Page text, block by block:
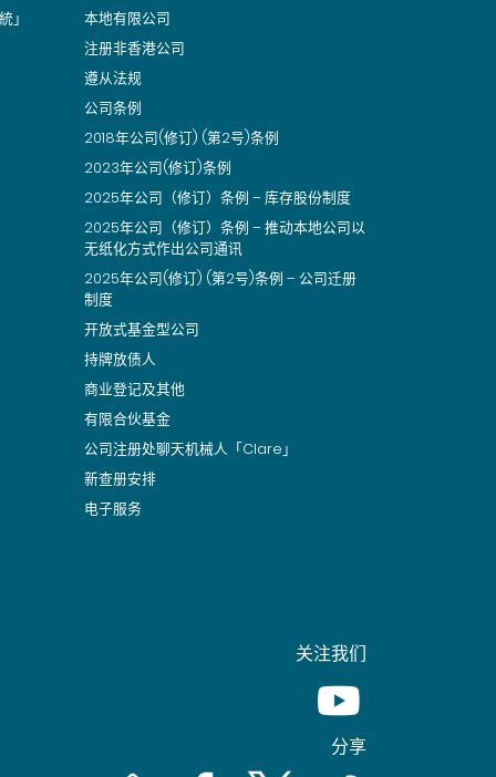
」
本地有限公司
注册非香港公司
遵从法规
公司条例
2018年公司(修订) (第2号)条例
2023年公司(修订)条例
2025年公司（修订）条例 – 库存股份制度
2025年公司（修订）条例 – 推动本地公司以
无纸化方式作出公司通讯
2025年公司(修订) (第2号)条例 – 公司迁册
制度
开放式基金型公司
持牌放债人
商业登记及其他
有限合伙基金
公司注册处聊天机械人「Clare」
新查册安排
电子服务
关注我们
Youtube [This link
分享